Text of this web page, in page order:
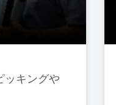
キングや